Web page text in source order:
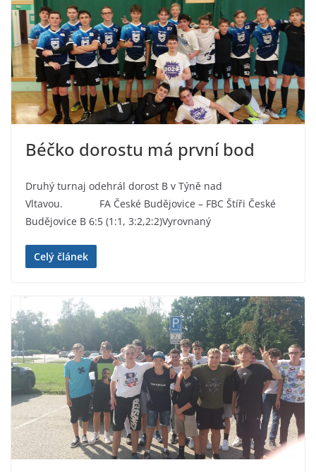
Béčko dorostu má první bod
Druhý turnaj odehrál dorost B v Týně nad
Vltavou. FA České Budějovice – FBC Štíři České
Budějovice B 6:5 (1:1, 3:2,2:2)Vyrovnaný
Celý článek